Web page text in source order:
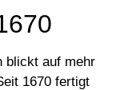
blickt auf mehr
1670 fertigt